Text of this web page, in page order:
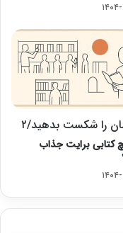
۱۴
را شکست بدهید/۲
کتابی برایت جذاب
۱۲